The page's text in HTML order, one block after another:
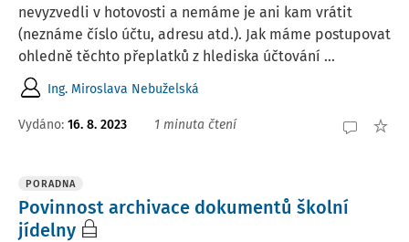
nevyzvedli v hotovosti a nemáme je ani kam vrátit
(neznáme číslo účtu, adresu atd.). Jak máme postupovat
ohledně těchto přeplatků z hlediska účtování ...
Ing. Miroslava Nebuželská
Vydáno: 16. 8. 2023 1 minuta čtení
PORADNA
Povinnost archivace dokumentů školní
jídelny